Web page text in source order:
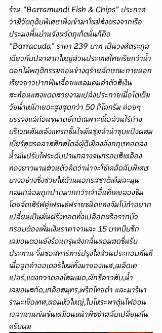
ร้าน "Barramundi Fish & Chips" ประกาศ
ว่ามีวัตถุดิบพิเศษเพิ่งเข้ามาใหม่ส่งตรงจากเรือ
ประมงพื้นบ้านจังหวัดภูเก็ตนั่นก็คือ
"Barracuda" ราคา 239 บาท เป็นวงศ์ตระกูล
เดียวกับปลาสากใหญ่ส่วนประเทศไทยเรียกว่าน้ำ
ดอกไม้พฤติกรรมค่อนข้างดุร้ายลักษณะภายนอก
เรียวยาวปากฟันเลื่อยแหลมคมลำตัวสีเงิน
สะท้อนแสงแดดสวยงามเปล่งประกายเมื่อโตเต็ม
วัยน้ำหนักเยอะสูงสุดกว่า 50 กิโลกรัม ค่อยๆ
บรรจงแล่ก้อนขนาดยักษ์เฉพาะเนื้อล้วนไร้ก้าง
บริเวณสันหลังแทรกชั้นไขมันชุ่มฉ่ำนำชุบแป้งผสม
เบียร์สูตรคลาสสิกสไตล์ผู้ดีเมืองอังกฤษทอดลง
น้ำมันปรับไฟระดับปานกลางจนกรอบสีเหลือง
ทองยาวนานส่วนตัวคิดว่าน่าจะใช้เคล็ดลับพิเศษ
บางอย่างซึ่งช่วยให้ด้านนอกรสชาติเค็มละมุน
กลมกล่อมถูกปากมากกว่าเจ้าอื่นที่เคยลองชิม
โดยจัดเสิร์ฟคู่เฟรนช์ฟรายชนิดแท่งจัมโบ้ถ้าอยาก
เปลี่ยนเป็นมันฝรั่งทอดทั้งเปลือกหรือรากบัว
กรอบต้องเพิ่มเงินราคาจานละ 15 บาทบีบซีก
เลมอนตอนยังร้อนกรุ่นส่งกลิ่นหอมสดชื่นรับ
ประทาน จิ้มซอสทาร์ทาร์ปรุงใส่ส่วนประกอบทันที
เมื่อลูกค้าออเดอร์ใหม่ทั้งมายองเนส,เมล็ดเค
เปอร์,แตงกวาดองโฮมเมด,ผักชีลาวสับ,น้ำ
เลมอนสกัด,เกลือสมุทร,พริกไทยดำ และมารินา
ร่ามะเขือเทศ,หอมหัวใหญ่,ใบโหระพาตุ๋นไฟอ่อน
เวลานานเข้มข้นเหมือนหน้าพิซซ่าสลับเปลี่ยนกัน
ครับผม